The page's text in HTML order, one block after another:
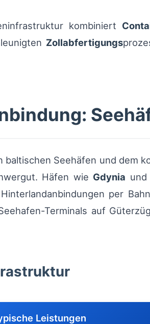
kombiniert
Zollabfertigungs
baltischen Seehäfen und dem
Häfen wie Gdynia und
per
Terminals auf
Leistungen